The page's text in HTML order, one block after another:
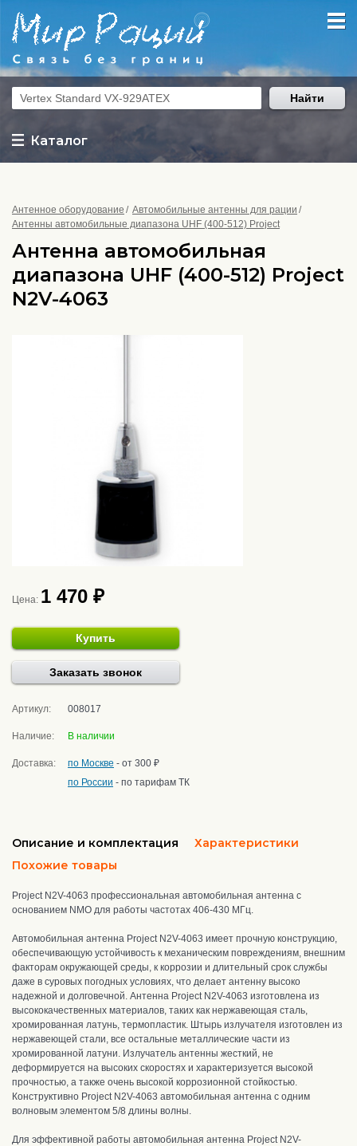
Каталог
Найти
Антенное оборудование
Автомобильные антенны для рации
Антенны автомобильные диапазона UHF (400-512) Project
Антенна автомобильная
диапазона UHF (400-512) Project
N2V-4063
Цена: 1 470 ₽
Купить
Заказать звонок
Артикул: 008017
Наличие: В наличии
Доставка: по Москве - от 300 ₽
по России - по тарифам ТК
Описание и комплектация
Характеристики
Похожие товары
Project N2V-4063 профессиональная автомобильная антенна с
основанием NMO для работы частотах 406-430 МГц.
Автомобильная антенна Project N2V-4063 имеет прочную конструкцию,
обеспечивающую устойчивость к механическим повреждениям, внешним
факторам окружающей среды, к коррозии и длительный срок службы
даже в суровых погодных условиях, что делает антенну высоко
надежной и долговечной. Антенна Project N2V-4063 изготовлена из
высококачественных материалов, таких как нержавеющая сталь,
хромированная латунь, термопластик. Штырь излучателя изготовлен из
нержавеющей стали, все остальные металлические части из
хромированной латуни. Излучатель антенны жесткий, не
деформируется на высоких скоростях и характеризуется высокой
прочностью, а также очень высокой коррозионной стойкостью.
Конструктивно Project N2V-4063 автомобильная антенна с одним
волновым элементом 5/8 длины волны.
Для эффективной работы автомобильная антенна Project N2V-